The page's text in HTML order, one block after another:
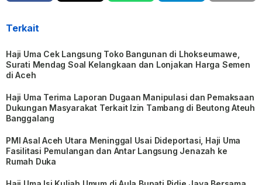
Terkait
Haji Uma Cek Langsung Toko Bangunan di Lhokseumawe,
Surati Mendag Soal Kelangkaan dan Lonjakan Harga Semen
di Aceh
Haji Uma Terima Laporan Dugaan Manipulasi dan Pemaksaan
Dukungan Masyarakat Terkait Izin Tambang di Beutong Ateuh
Banggalang
PMI Asal Aceh Utara Meninggal Usai Dideportasi, Haji Uma
Fasilitasi Pemulangan dan Antar Langsung Jenazah ke
Rumah Duka